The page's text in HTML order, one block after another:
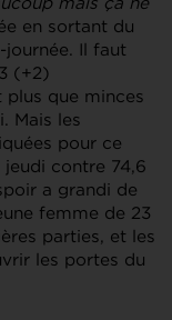
en sortant du
Il faut
(+2)
plus que minces
Mais les
pour ce
contre 74,6
a grandi de
femme de 23
parties, et les
les portes du